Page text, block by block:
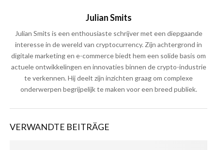
Julian Smits
Julian Smits is een enthousiaste schrijver met een diepgaande
interesse in de wereld van cryptocurrency. Zijn achtergrond in
digitale marketing en e-commerce biedt hem een solide basis om
actuele ontwikkelingen en innovaties binnen de crypto-industrie
te verkennen. Hij deelt zijn inzichten graag om complexe
onderwerpen begrijpelijk te maken voor een breed publiek.
VERWANDTE BEITRÄGE